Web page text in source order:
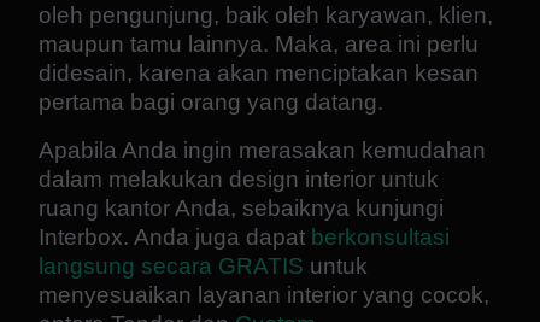
oleh pengunjung, baik oleh karyawan, klien,
maupun tamu lainnya. Maka, area ini perlu
didesain, karena akan menciptakan kesan
pertama bagi orang yang datang.
Apabila Anda ingin merasakan kemudahan
dalam melakukan design interior untuk
ruang kantor Anda, sebaiknya kunjungi
Interbox. Anda juga dapat berkonsultasi
langsung secara GRATIS untuk
menyesuaikan layanan interior yang cocok,